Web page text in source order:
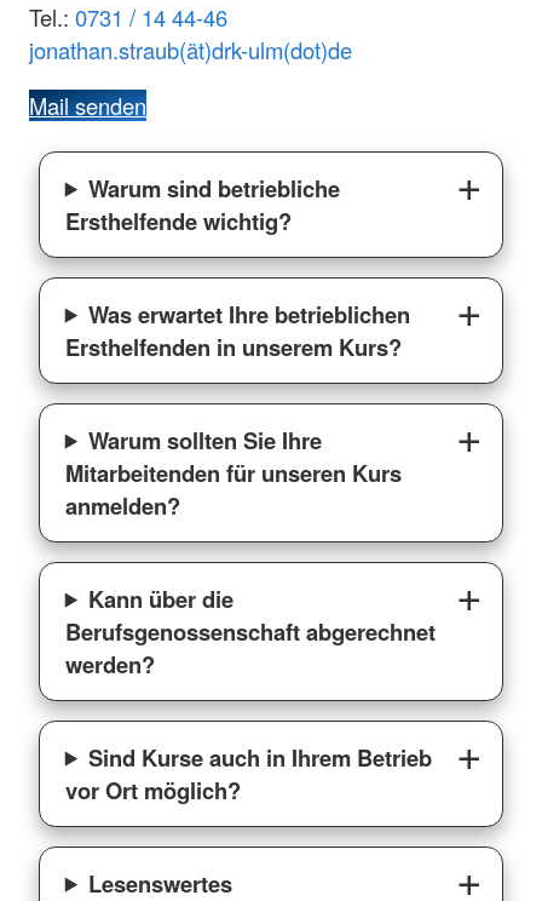
Tel.: 0731 / 14 44-46
jonathan.straub(ät)drk-ulm(dot)de
Mail senden
Warum sind betriebliche
Ersthelfende wichtig?
Was erwartet Ihre betrieblichen
Ersthelfenden in unserem Kurs?
Warum sollten Sie Ihre
Mitarbeitenden für unseren Kurs
anmelden?
Kann über die
Berufsgenossenschaft abgerechnet
werden?
Sind Kurse auch in Ihrem Betrieb
vor Ort möglich?
Lesenswertes